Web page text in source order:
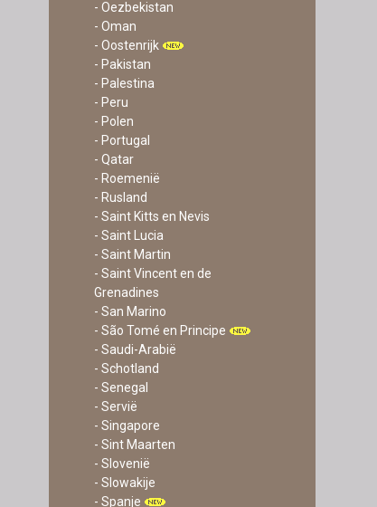
- Oezbekistan
- Oman
- Oostenrijk
- Pakistan
- Palestina
- Peru
- Polen
- Portugal
- Qatar
- Roemenië
- Rusland
- Saint Kitts en Nevis
- Saint Lucia
- Saint Martin
- Saint Vincent en de
Grenadines
- San Marino
- São Tomé en Principe
- Saudi-Arabië
- Schotland
- Senegal
- Servië
- Singapore
- Sint Maarten
- Slovenië
- Slowakije
- Spanje